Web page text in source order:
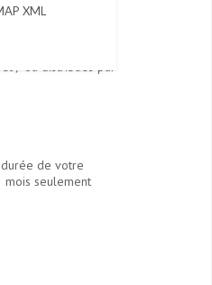
XML
/ ou distribués par
de votre
mois seulement